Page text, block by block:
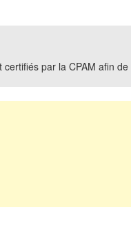
par la CPAM afin de